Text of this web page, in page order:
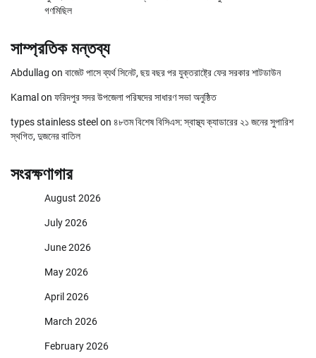
গণমিছিল
সাম্প্রতিক মন্তব্য
Abdullag on বাজেট পাসে ব্যর্থ সিনেট, ছয় বছর পর যুক্তরাষ্ট্রে ফের সরকার শাটডাউন
Kamal on ফরিদপুর সদর উপজেলা পরিষদের সাধারণ সভা অনুষ্ঠিত
types stainless steel on ৪৮তম বিশেষ বিসিএস: স্বাস্থ্য ক্যাডারের ২১ জনের সুপারিশ
স্থগিত, দুজনের বাতিল
সংরক্ষণাগার
August 2026
July 2026
June 2026
May 2026
April 2026
March 2026
February 2026